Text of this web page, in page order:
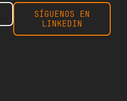
SÍGUENOS EN
LINKEDIN